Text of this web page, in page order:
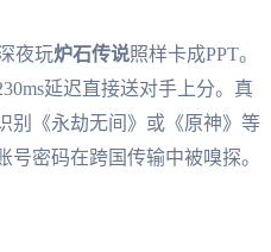
夜玩炉石传说照样卡成PPT。
延迟直接送对手上分。真
别《永劫无间》或《原神》等
密码在跨国传输中被嗅探。